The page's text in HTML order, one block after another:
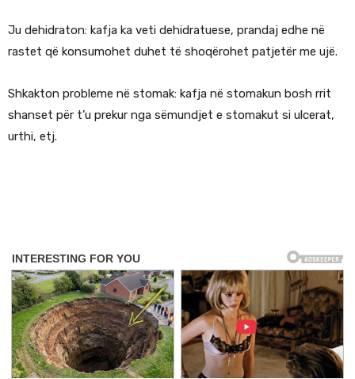
Ju dehidraton: kafja ka veti dehidratuese, prandaj edhe në
rastet që konsumohet duhet të shoqërohet patjetër me ujë.
Shkakton probleme në stomak: kafja në stomakun bosh rrit
shanset për t’u prekur nga sëmundjet e stomakut si ulcerat,
urthi, etj.